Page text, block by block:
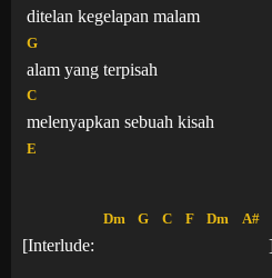
ditelan kegelapan malam
G
alam yang terpisah
C
melenyapkan sebuah kisah
E
[Interlude:
Dm G C F Dm A#